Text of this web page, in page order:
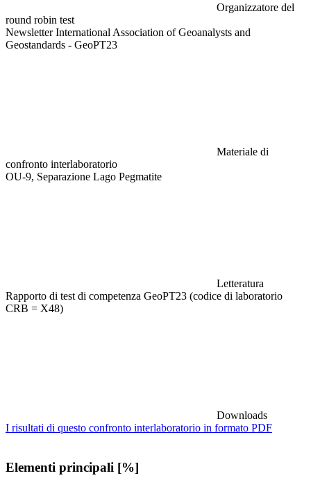
Organizzatore del
round robin test
Newsletter International Association of Geoanalysts and
Geostandards - GeoPT23
Materiale di
confronto interlaboratorio
OU-9, Separazione Lago Pegmatite
Letteratura
Rapporto di test di competenza GeoPT23 (codice di laboratorio
CRB = X48)
Downloads
I risultati di questo confronto interlaboratorio in formato PDF
Elementi principali [%]